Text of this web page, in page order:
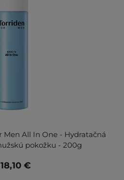
Men All In One - Hydratačná
pokožku - 200g
18,10 €